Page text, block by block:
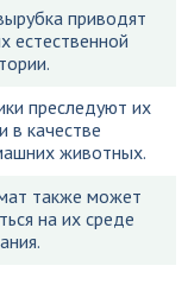
приводят
естественной
преследуют их
в качестве
животных.
также может
на их среде